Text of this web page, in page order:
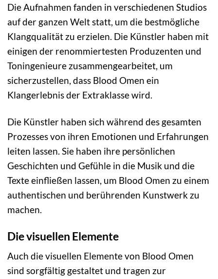
Die Aufnahmen fanden in verschiedenen Studios
auf der ganzen Welt statt, um die bestmögliche
Klangqualität zu erzielen. Die Künstler haben mit
einigen der renommiertesten Produzenten und
Toningenieure zusammengearbeitet, um
sicherzustellen, dass Blood Omen ein
Klangerlebnis der Extraklasse wird.
Die Künstler haben sich während des gesamten
Prozesses von ihren Emotionen und Erfahrungen
leiten lassen. Sie haben ihre persönlichen
Geschichten und Gefühle in die Musik und die
Texte einfließen lassen, um Blood Omen zu einem
authentischen und berührenden Kunstwerk zu
machen.
Die visuellen Elemente
Auch die visuellen Elemente von Blood Omen
sind sorgfältig gestaltet und tragen zur